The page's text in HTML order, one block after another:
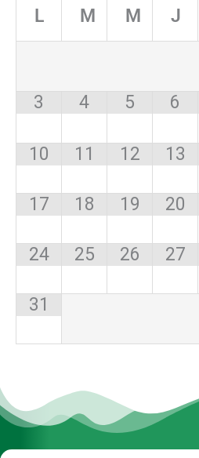
L M M J
3 4 5 6
10 11 12 13
17 18 19 20
24 25 26 27
31